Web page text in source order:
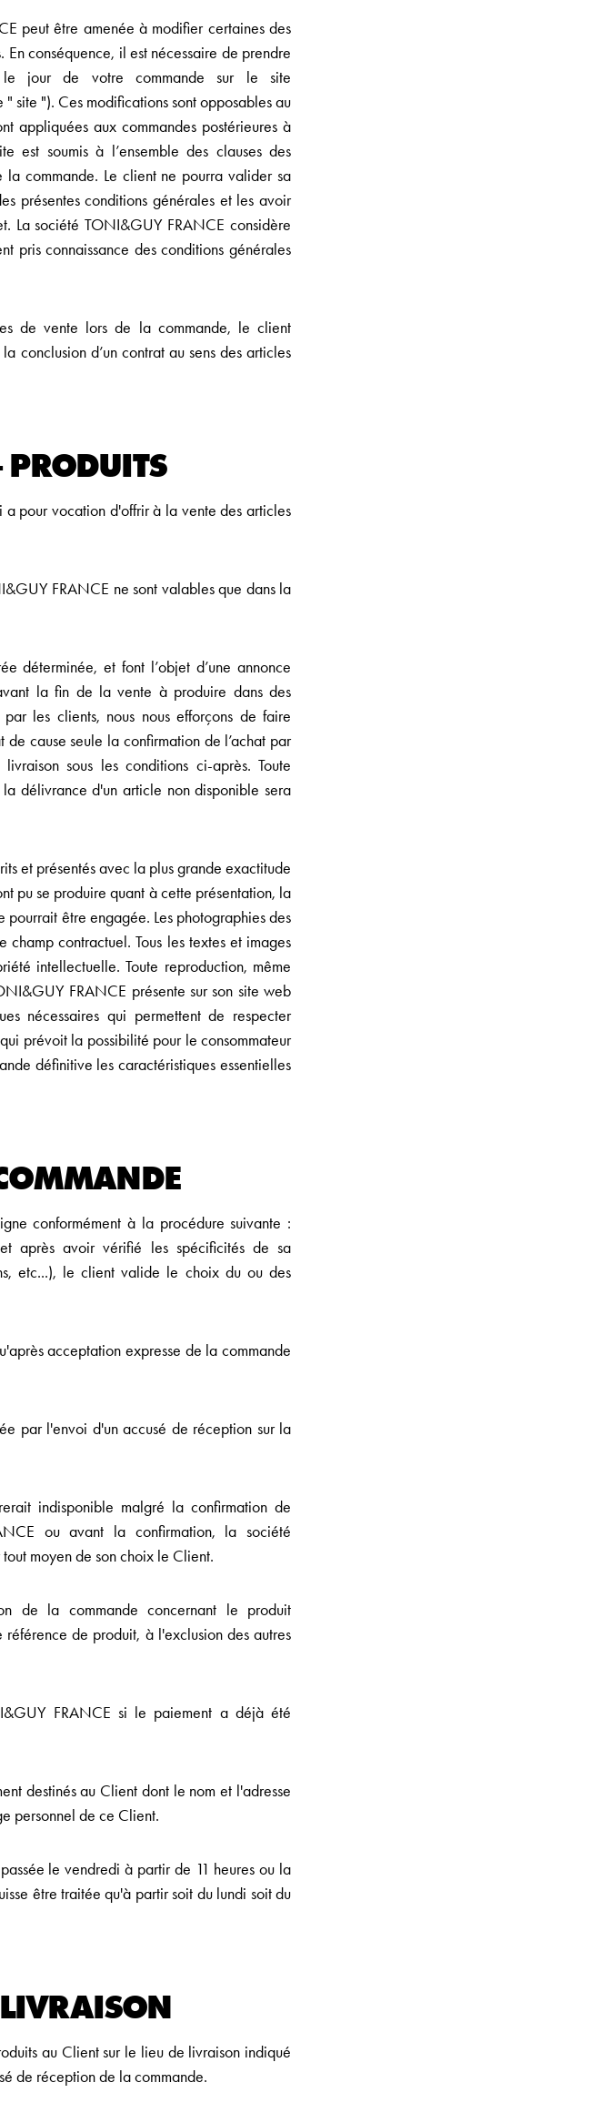
peut être amenée à modifier certaines des
conséquence, il est nécessaire de prendre
jour de votre commande sur le site
site "). Ces modifications sont opposables au
appliquées aux commandes postérieures à
est soumis à l’ensemble des clauses des
commande. Le client ne pourra valider sa
présentes conditions générales et les avoir
La société TONI&GUY FRANCE considère
pris connaissance des conditions générales
de vente lors de la commande, le client
conclusion d’un contrat au sens des articles
PRODUITS
a pour vocation d'offrir à la vente des articles
FRANCE ne sont valables que dans la
déterminée, et font l’objet d’une annonce
la fin de la vente à produire dans des
les clients, nous nous efforçons de faire
cause seule la confirmation de l’achat par
sous les conditions ci-après. Toute
délivrance d'un article non disponible sera
et présentés avec la plus grande exactitude
pu se produire quant à cette présentation, la
pourrait être engagée. Les photographies des
contractuel. Tous les textes et images
intellectuelle. Toute reproduction, même
FRANCE présente sur son site web
nécessaires qui permettent de respecter
prévoit la possibilité pour le consommateur
définitive les caractéristiques essentielles
conformément à la procédure suivante :
après avoir vérifié les spécificités de sa
etc...), le client valide le choix du ou des
acceptation expresse de la commande
par l'envoi d'un accusé de réception sur la
indisponible malgré la confirmation de
ou avant la confirmation, la société
moyen de son choix le Client.
de la commande concernant le produit
de produit, à l'exclusion des autres
FRANCE si le paiement a déjà été
destinés au Client dont le nom et l'adresse
personnel de ce Client.
le vendredi à partir de 11 heures ou la
être traitée qu'à partir soit du lundi soit du
au Client sur le lieu de livraison indiqué
de réception de la commande.